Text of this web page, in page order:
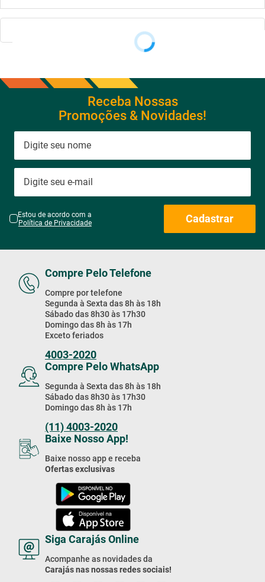
Receba Nossas
Promoções & Novidades!
Estou de acordo com a
Política de Privacidade
Cadastrar
Compre Pelo Telefone
Compre por telefone
Segunda à Sexta das 8h às 18h
Sábado das 8h30 às 17h30
Domingo das 8h às 17h
Exceto feriados
4003-2020
Compre Pelo WhatsApp
Segunda à Sexta das 8h às 18h
Sábado das 8h30 às 17h30
Domingo das 8h às 17h
(11) 4003-2020
Baixe Nosso App!
Baixe nosso app e receba
Ofertas exclusivas
Siga Carajás Online
Acompanhe as novidades da
Carajás nas nossas redes sociais!